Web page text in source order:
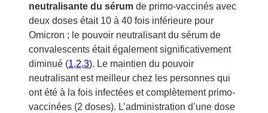
neutralisante du sérum de primo-vaccinés avec
deux doses était 10 à 40 fois inférieure pour
Omicron ; le pouvoir neutralisant du sérum de
convalescents était également significativement
diminué (1,2,3). Le maintien du pouvoir
neutralisant est meilleur chez les personnes qui
ont été à la fois infectées et complètement primo-
vaccinées (2 doses). L’administration d’une dose